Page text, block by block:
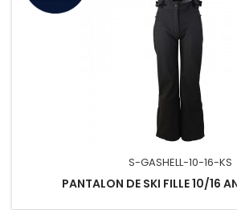
S-GASHELL-10-16-KS
PANTALON DE SKI FILLE 10/16